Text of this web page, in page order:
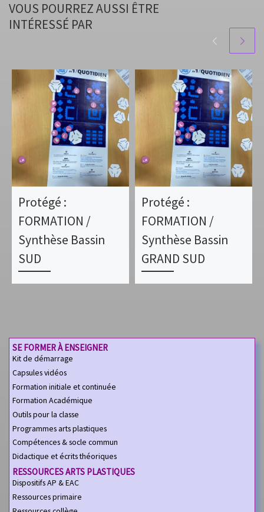
VOUS POURREZ AUSSI ÊTRE
INTÉRESSÉ PAR
Protégé :
FORMATION /
Synthèse Bassin
SUD
Protégé :
FORMATION /
Synthèse Bassin
GRAND SUD
SE FORMER À ENSEIGNER
Kit de démarrage
Capsules vidéos
Formation initiale et continuée
Formation Académique
Outils pour la classe
Programmes arts plastiques
Compétences & socle commun
Didactique et écrits théoriques
RESSOURCES ARTS PLASTIQUES
Dispositifs AP & EAC
Ressources primaire